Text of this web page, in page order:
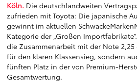
Köln. Die deutschlandweiten
zufrieden mit Toyota: Die japanische
gewinnt im aktuellen
Kategorie der „Großen
die Zusammenarbeit mit der Note
für den klaren Klassensieg, sondern
fünften Platz in der von Premium-
Gesamtwertung.